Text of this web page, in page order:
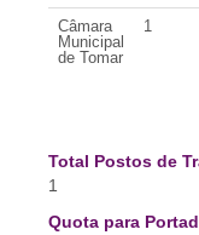
Câmara
Municipal
de Tomar
1
Total Postos de
1
Quota para